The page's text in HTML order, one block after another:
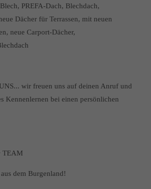
PREFA-Dach, Blechdach,
Dächer für Terrassen, mit neuen
neue Carport-Dächer,
wir freuen uns auf deinen Anruf und
Kennenlernen bei einen persönlichen
TEAM
dem Burgenland!